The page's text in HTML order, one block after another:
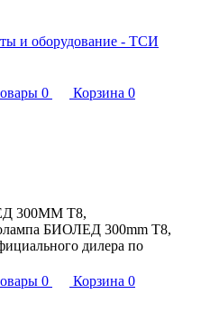
0 Корзина 0
300MM T8,
БИОЛЕД 300mm T8,
дилера по
0 Корзина 0